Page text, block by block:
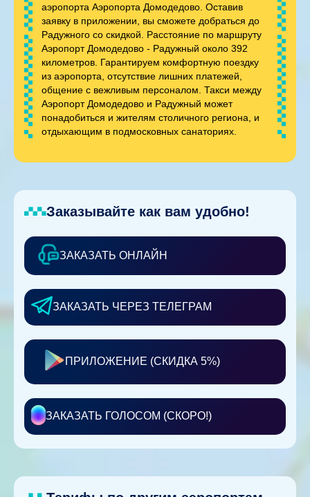
аэропорта Аэропорта Домодедово. Оставив
заявку в приложении, вы сможете добраться до
Радужного со скидкой. Расстояние по маршруту
Аэропорт Домодедово - Радужный около 392
километров. Гарантируем комфортную поездку
из аэропорта, отсутствие лишних платежей,
общение с вежливым персоналом. Такси между
Аэропорт Домодедово и Радужный может
понадобиться и жителям столичного региона, и
отдыхающим в подмосковных санаториях.
Заказывайте как вам удобно!
ЗАКАЗАТЬ ОНЛАЙН
ЗАКАЗАТЬ ЧЕРЕЗ ТЕЛЕГРАМ
ПРИЛОЖЕНИЕ (СКИДКА 5%)
ЗАКАЗАТЬ ГОЛОСОМ (СКОРО!)